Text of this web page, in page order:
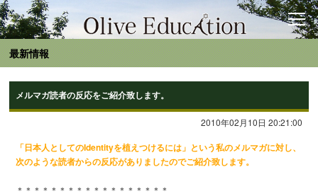
最新情報
メルマガ読者の反応をご紹介致します。
2010年02月10日 20:21:00
「日本人としてのIdentityを植えつけるには」という私のメルマガに対し、
次のような読者からの反応がありましたのでご紹介致します。
＊＊＊＊＊＊＊＊＊＊＊＊＊＊＊＊＊＊